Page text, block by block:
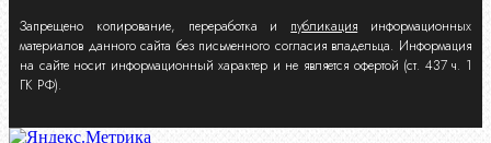
Запрещено копирование, переработка и публикация информационных
материалов данного сайта без письменного согласия владельца. Информация
на сайте носит информационный характер и не является офертой (ст. 437 ч. 1
ГК РФ).